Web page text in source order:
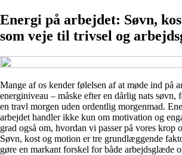
Energi på arbejdet: Søvn,
som veje til trivsel og
Mange af os kender følelsen af at møde ind på
energiniveau – måske efter en dårlig nats
en travl morgen uden ordentlig morgenmad.
arbejdet handler ikke kun om motivation og
grad også om, hvordan vi passer på vores krop
Søvn, kost og motion er tre grundlæggende
gøre en markant forskel for både arbejdsglæde